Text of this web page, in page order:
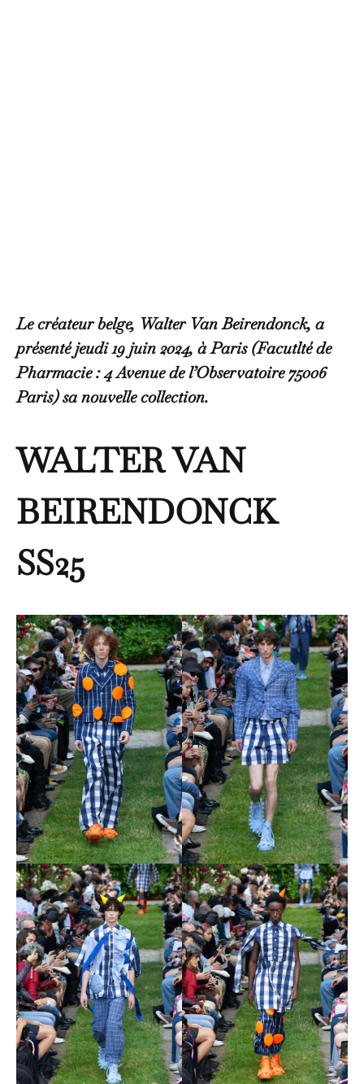
Le créateur belge, Walter Van Beirendonck, a
présenté jeudi 19 juin 2024, à Paris (Facutlté de
Pharmacie : 4 Avenue de l’Observatoire 75006
Paris) sa nouvelle collection.
WALTER VAN
BEIRENDONCK
SS25